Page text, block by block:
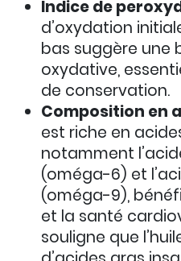
Indice de
d’oxydation
bas suggère une
oxydative,
de conservation.
Composition en
est riche en
notamment
(oméga-6) et
(oméga-9),
et la santé
souligne que